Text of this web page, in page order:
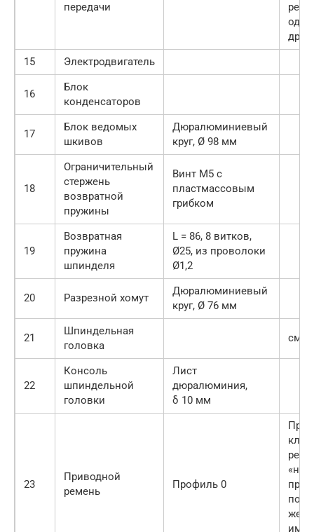
передачи
15
Электродвигатель
16
Блок
конденсаторов
17
Блок ведомых
шкивов
Дюралюминиевый
круг, Ø 98 мм
18
Ограничительный
стержень
возвратной
пружины
Винт М5 с
пластмассовым
грибком
19
Возвратная
пружина
шпинделя
L = 86, 8 витков,
Ø25, из проволоки
Ø1,2
20 Разрезной хомут
Дюралюминиевый
круг, Ø 76 мм
21
Шпиндельная
головка
см.
22
Консоль
шпиндельной
головки
Лист
дюралюминия,
δ 10 мм
23
Приводной
ремень
Профиль 0
же